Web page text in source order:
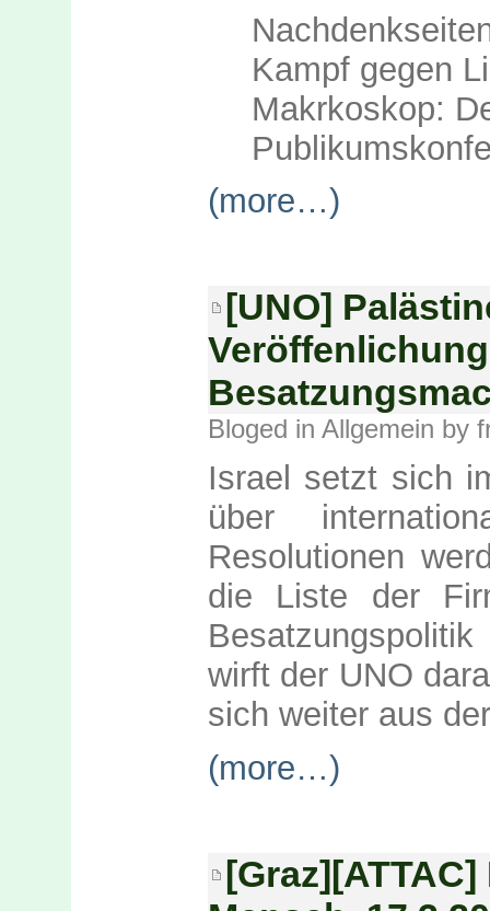
Kampf gegen
Makrkoskop:
(more…)
[UNO]
Bloged in Allgemein by
Israel setzt sich
über
Resolutionen
die Liste der
wirft der UNO
sich weiter aus
(more…)